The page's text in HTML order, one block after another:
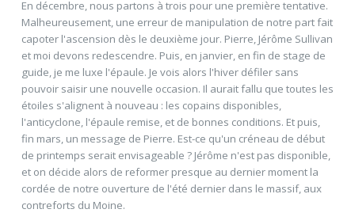
En décembre, nous partons à trois pour une première tentative.
Malheureusement, une erreur de manipulation de notre part fait
capoter l'ascension dès le deuxième jour. Pierre, Jérôme Sullivan
et moi devons redescendre. Puis, en janvier, en fin de stage de
guide, je me luxe l'épaule. Je vois alors l'hiver défiler sans
pouvoir saisir une nouvelle occasion. Il aurait fallu que toutes les
étoiles s'alignent à nouveau : les copains disponibles,
l'anticyclone, l'épaule remise, et de bonnes conditions. Et puis,
fin mars, un message de Pierre. Est-ce qu'un créneau de début
de printemps serait envisageable ? Jérôme n'est pas disponible,
et on décide alors de reformer presque au dernier moment la
cordée de notre ouverture de l'été dernier dans le massif, aux
contreforts du Moine.